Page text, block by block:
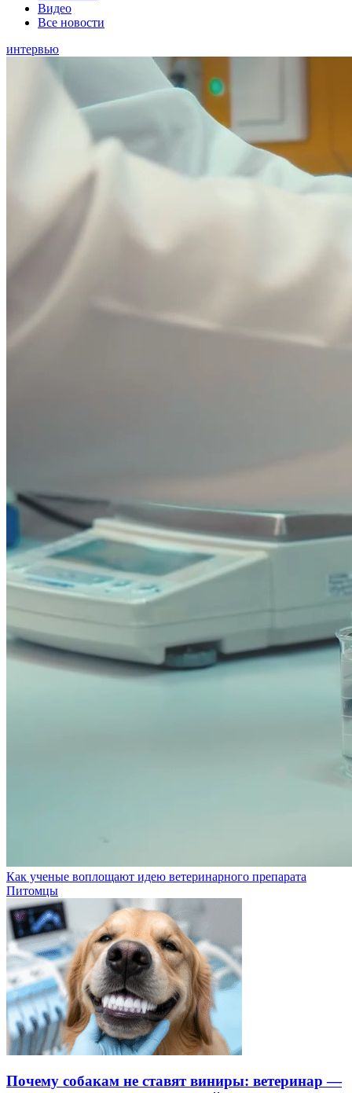
Видео
Все новости
интервью
Как ученые воплощают идею ветеринарного препарата
Питомцы
Почему собакам не ставят виниры: ветеринар —